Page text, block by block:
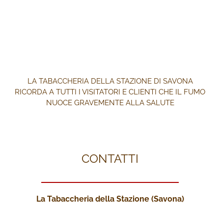
LA TABACCHERIA DELLA STAZIONE DI SAVONA
RICORDA A TUTTI I VISITATORI E CLIENTI CHE IL FUMO
NUOCE GRAVEMENTE ALLA SALUTE
CONTATTI
La Tabaccheria della Stazione (Savona)